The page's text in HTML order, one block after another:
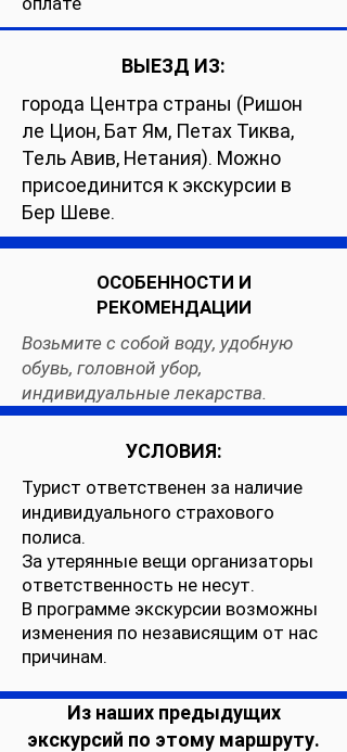
ВЫЕЗД ИЗ:
города Центра страны (Ришон
ле Цион, Бат Ям, Петах Тиква,
Тель Авив, Нетания). Можно
присоединится к экскурсии в
Бер Шеве.
ОСОБЕННОСТИ И
РЕКОМЕНДАЦИИ
Возьмите с собой воду, удобную
обувь, головной убор,
индивидуальные лекарства.
УСЛОВИЯ:
Турист ответственен за наличие
индивидуального страхового
полиса.
За утерянные вещи организаторы
ответственность не несут.
В программе экскурсии возможны
изменения по независящим от нас
причинам.
Из наших предыдущих
экскурсий по этому маршруту.